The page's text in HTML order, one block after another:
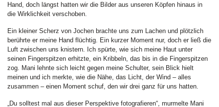
Hand, doch längst hatten wir die Bilder aus unseren Köpfen hinaus in
die Wirklichkeit verschoben.
Ein kleiner Scherz von Jochen brachte uns zum Lachen und plötzlich
berührte er meine Hand flüchtig. Ein kurzer Moment nur, doch er ließ die
Luft zwischen uns knistern. Ich spürte, wie sich meine Haut unter
seinen Fingerspitzen erhitzte, ein Kribbeln, das bis in die Fingerspitzen
zog. Mani lehnte sich leicht gegen meine Schulter, sein Blick hielt
meinen und ich merkte, wie die Nähe, das Licht, der Wind – alles
zusammen – einen Moment schuf, den wir drei ganz für uns hatten.
„Du solltest mal aus dieser Perspektive fotografieren“, murmelte Mani